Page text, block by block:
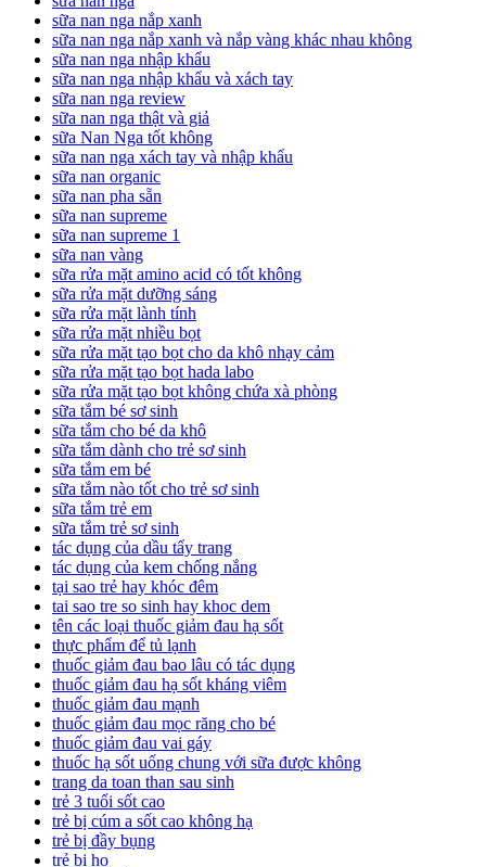
sữa nan nga nắp xanh
sữa nan nga nắp xanh và nắp vàng khác nhau không
sữa nan nga nhập khẩu
sữa nan nga nhập khẩu và xách tay
sữa nan nga review
sữa nan nga thật và giả
sữa Nan Nga tốt không
sữa nan nga xách tay và nhập khẩu
sữa nan organic
sữa nan pha sẵn
sữa nan supreme
sữa nan supreme 1
sữa nan vàng
sữa rửa mặt amino acid có tốt không
sữa rửa mặt dưỡng sáng
sữa rửa mặt lành tính
sữa rửa mặt nhiều bọt
sữa rửa mặt tạo bọt cho da khô nhạy cảm
sữa rửa mặt tạo bọt hada labo
sữa rửa mặt tạo bọt không chứa xà phòng
sữa tắm bé sơ sinh
sữa tắm cho bé da khô
sữa tắm dành cho trẻ sơ sinh
sữa tắm em bé
sữa tắm nào tốt cho trẻ sơ sinh
sữa tắm trẻ em
sữa tắm trẻ sơ sinh
tác dụng của dầu tẩy trang
tác dụng của kem chống nắng
tại sao trẻ hay khóc đêm
tai sao tre so sinh hay khoc dem
tên các loại thuốc giảm đau hạ sốt
thực phẩm để tủ lạnh
thuốc giảm đau bao lâu có tác dụng
thuốc giảm đau hạ sốt kháng viêm
thuốc giảm đau mạnh
thuốc giảm đau mọc răng cho bé
thuốc giảm đau vai gáy
thuốc hạ sốt uống chung với sữa được không
trang da toan than sau sinh
trẻ 3 tuổi sốt cao
trẻ bị cúm a sốt cao không hạ
trẻ bị đầy bụng
trẻ bị ho